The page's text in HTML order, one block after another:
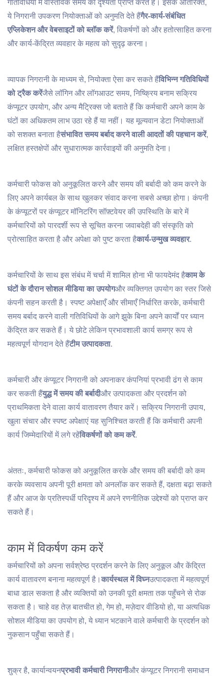
गतिविधियों में वास्तविक समय की दृश्यता प्राप्त करते हैं। इसके अतिरिक्त,
ये निगरानी उपकरण नियोक्ताओं को अनुमति देते हैंगैर-कार्य-संबंधित
एप्लिकेशन और वेबसाइटों को ब्लॉक करें, विकर्षणों को और हतोत्साहित करना
और कार्य-केंद्रित व्यवहार के महत्व को सुदृढ़ करना।
व्यापक निगरानी के माध्यम से, नियोक्ता ऐसा कर सकते हैंविभिन्न गतिविधियों
को ट्रैक करेंजैसे लॉगिन और लॉगआउट समय, निष्क्रिय बनाम सक्रिय
कंप्यूटर उपयोग, और अन्य मैट्रिक्स जो बताते हैं कि कर्मचारी अपने काम के
घंटों का अधिकतम लाभ उठा रहे हैं या नहीं। यह मूल्यवान डेटा नियोक्ताओं
को सशक्त बनाता हैसंभावित समय बर्बाद करने वाली आदतों की पहचान करें,
लक्षित हस्तक्षेपों और सुधारात्मक कार्रवाइयों की अनुमति देना।
कर्मचारी फोकस को अनुकूलित करने और समय की बर्बादी को कम करने के
लिए अपने कार्यबल के साथ खुलकर संवाद करना सबसे अच्छा होगा। कंपनी
के कंप्यूटरों पर कंप्यूटर मॉनिटरिंग सॉफ़्टवेयर की उपस्थिति के बारे में
कर्मचारियों को पारदर्शी रूप से सूचित करना जवाबदेही की संस्कृति को
प्रोत्साहित करता है और अपेक्षा को पुष्ट करता हैकार्य-उन्मुख व्यवहार.
कर्मचारियों के साथ इस संबंध में चर्चा में शामिल होना भी फायदेमंद हैकाम के
घंटों के दौरान सोशल मीडिया का उपयोगऔर व्यक्तिगत उपयोग का स्तर जिसे
कंपनी सहन करती है। स्पष्ट अपेक्षाएँ और सीमाएँ निर्धारित करके, कर्मचारी
समय बर्बाद करने वाली गतिविधियों के आगे झुके बिना अपने कार्यों पर ध्यान
केंद्रित कर सकते हैं। ये छोटे लेकिन प्रभावशाली कार्य समग्र रूप से
महत्वपूर्ण योगदान देते हैंटीम उत्पादकता.
कर्मचारी और कंप्यूटर निगरानी को अपनाकर कंपनियां प्रभावी ढंग से काम
कर सकती हैंयुद्ध में समय की बर्बादीऔर उत्पादकता और प्रदर्शन को
प्राथमिकता देने वाला कार्य वातावरण तैयार करें। सक्रिय निगरानी उपाय,
खुला संचार और स्पष्ट अपेक्षाएं यह सुनिश्चित करती हैं कि कर्मचारी अपनी
कार्य जिम्मेदारियों में लगे रहेंविकर्षणों को कम करें.
अंततः, कर्मचारी फोकस को अनुकूलित करके और समय की बर्बादी को कम
करके व्यवसाय अपनी पूरी क्षमता को अनलॉक कर सकते हैं, दक्षता बढ़ा सकते
हैं और आज के प्रतिस्पर्धी परिदृश्य में अपने रणनीतिक उद्देश्यों को प्राप्त कर
सकते हैं।
काम में विकर्षण कम करें
कर्मचारियों को अपना सर्वश्रेष्ठ प्रदर्शन करने के लिए अनुकूल और केंद्रित
कार्य वातावरण बनाना महत्वपूर्ण है।कार्यस्थल में विघ्नउत्पादकता में महत्वपूर्ण
बाधा डाल सकता है और व्यक्तियों को उनकी पूरी क्षमता तक पहुँचने से रोक
सकता है। चाहे वह तेज़ बातचीत हो, गेम हो, मज़ेदार वीडियो हो, या अत्यधिक
सोशल मीडिया का उपयोग हो, ये ध्यान भटकाने वाले कर्मचारी के प्रदर्शन को
नुकसान पहुँचा सकते हैं।
शुक्र है, कार्यान्वयनप्रभावी कर्मचारी निगरानीऔर कंप्यूटर निगरानी समाधान